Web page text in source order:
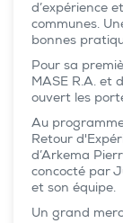
d’expérience
communes.
bonnes
Pour sa
MASE R.A. et
ouvert les
Au
Retour
d’Arkema
concocté par
et son équipe.
Un grand